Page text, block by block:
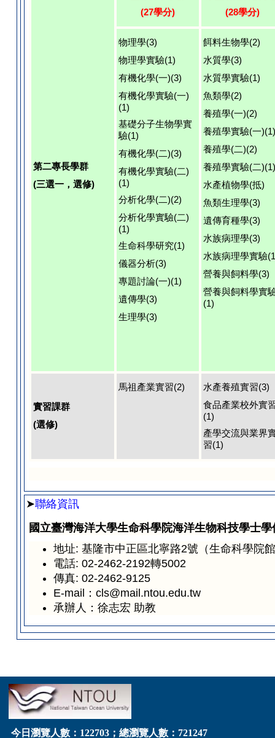
第二專長學群
(三選一，選修)
(27學分)
(28學分)
物理學(3)
物理學實驗(1)
有機化學(一)(3)
有機化學實驗(一)
(1)
基礎分子生物學實
驗(1)
有機化學(二)(3)
有機化學實驗(二)
(1)
分析化學(二)(2)
分析化學實驗(二)
(1)
生命科學研究(1)
儀器分析(3)
專題討論(一)(1)
遺傳學(3)
生理學(3)
餌料生物學(2)
水質學(3)
水質學實驗(1)
魚類學(2)
養殖學(一)(2)
養殖學實驗(一)(1)
養殖學(二)(2)
養殖學實驗(二)(1)
水產植物學(抵)
魚類生理學(3)
遺傳育種學(3)
水族病理學(3)
水族病理學實驗
營養與飼料學(3)
營養與飼料學實
(1)
實習課群
(選修)
馬祖產業實習(2)
水產養殖實習(3)
食品產業校外實
(1)
產學交流與業界
習(1)
➤聯絡資訊
國立臺灣海洋大學生命科學院海洋生物科技學士學
地址: 基隆市中正區北寧路2號（生命科學院
電話: 02-2462-2192轉5002
傳真: 02-2462-9125
E-mail：cls@mail.ntou.edu.tw
承辦人：徐志宏 助教
今日瀏覽人數：122703；總瀏覽人數：721247